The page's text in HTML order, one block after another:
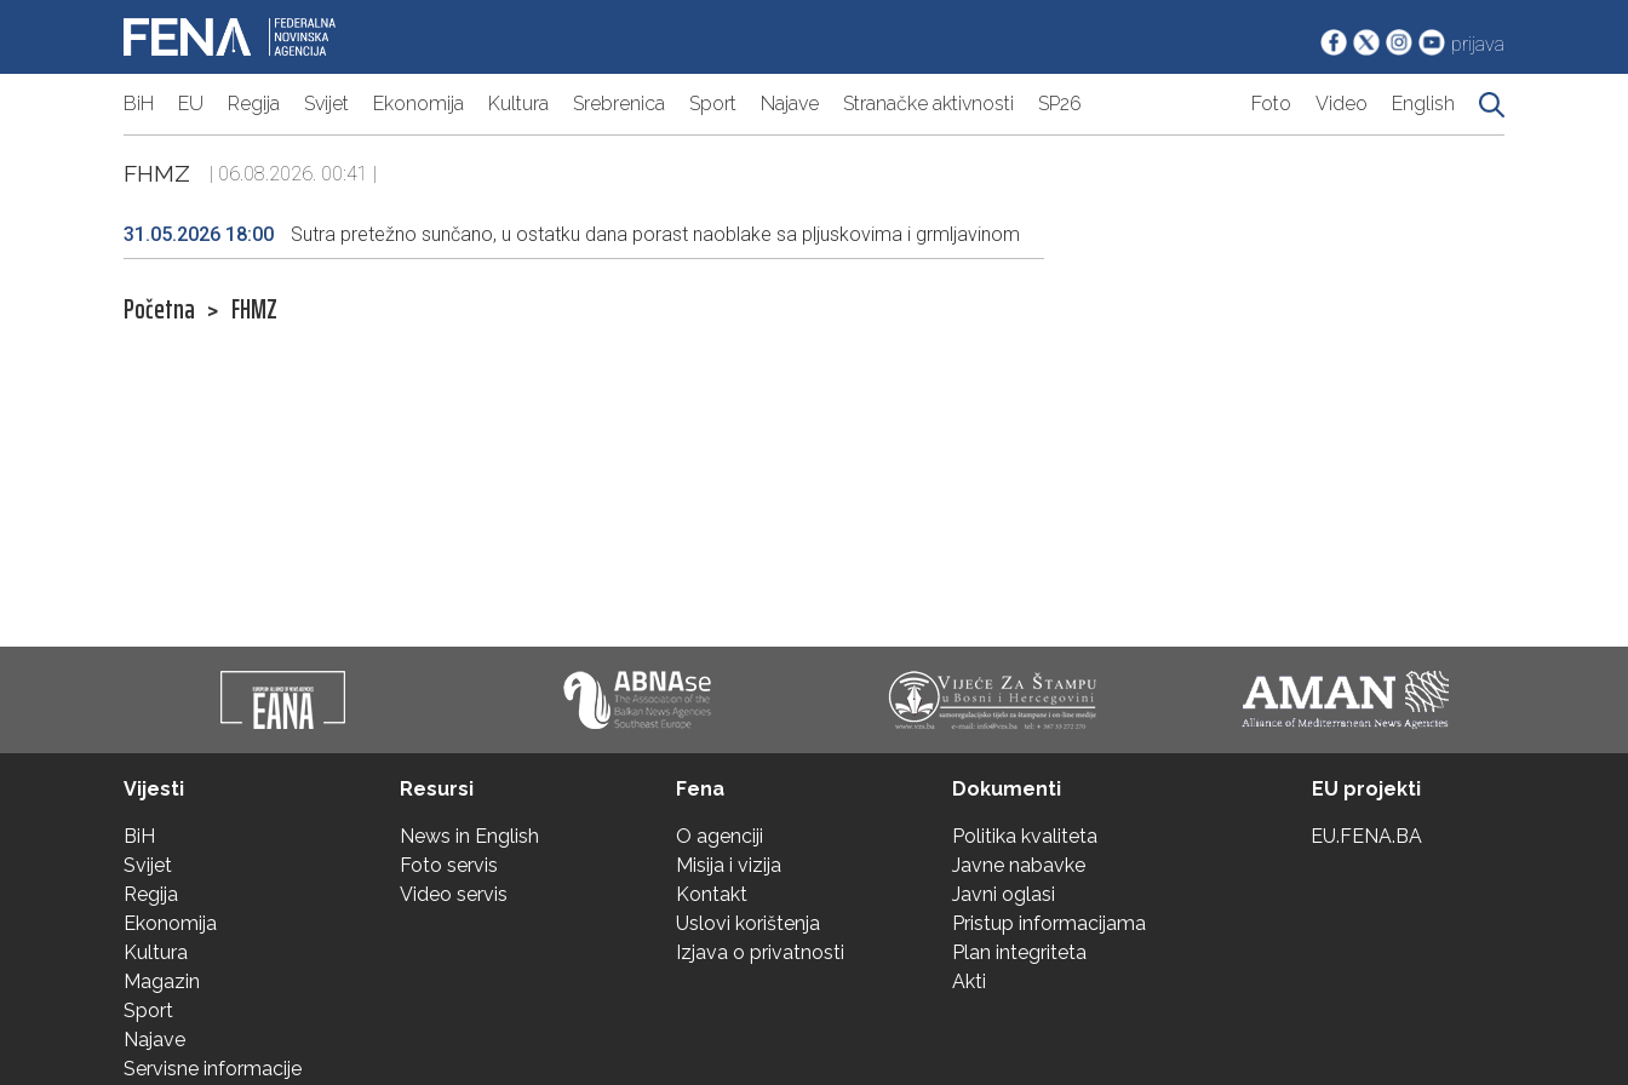
prijava
BiH EU Regija Svijet Ekonomija Kultura Srebrenica Sport Najave Stranačke aktivnosti SP26 Foto Video English
FHMZ | 06.08.2026. 00:41 |
31.05.2026 18:00 Sutra pretežno sunčano, u ostatku dana porast naoblake sa pljuskovima i grmljavinom
Početna > FHMZ
Vijesti
BiH
Svijet
Regija
Ekonomija
Kultura
Magazin
Sport
Najave
Servisne informacije
Resursi
News in English
Foto servis
Video servis
Fena
O agenciji
Misija i vizija
Kontakt
Uslovi korištenja
Izjava o privatnosti
Dokumenti
Politika kvaliteta
Javne nabavke
Javni oglasi
Pristup informacijama
Plan integriteta
Akti
EU projekti
EU.FENA.BA